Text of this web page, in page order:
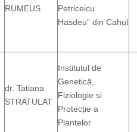
RUMEUS
Petriceicu
Hasdeu” din Cahul
dr. Tatiana
STRATULAT
Institutul de
Genetică,
Fiziologie și
Protecție a
Plantelor